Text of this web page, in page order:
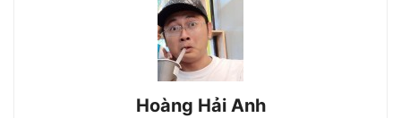
Hoàng Hải Anh